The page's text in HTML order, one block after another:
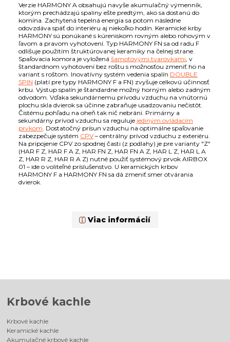
Verzie HARMONY A obsahujú navyše akumulačný výmenník,
ktorým prechádzajú spaliny ešte predtým, ako sa dostanú do
komína. Zachytená tepelná energia sa potom následne
odovzdáva späť do interiéru aj niekoľko hodín. Keramické krby
HARMONY sú ponúkané s kúreniskom rovným alebo rohovým v
ľavom a pravom vyhotovení. Typ HARMONY FN sa od radu F
odlišuje použitím štruktúrovanej keramiky na čelnej strane.
Spaľovacia komora je vyložená šamotovými tvarovkami , v
štandardnom vyhotovení bez roštu s možnosťou zmeniť ho na
variant s roštom. Inovatívny systém vedenia spalín DOUBLE
SPIN (platí pre typy HARMONY F a FN) zvyšuje celkovú účinnosť
krbu. Výstup spalín je štandardne možný horným alebo zadným
odvodom. Vďaka sekundárnemu prívodu vzduchu na vnútornú
plochu skla dvierok sa účinne zabraňuje usadzovaniu nečistôt.
Čistému pohľadu na oheň tak nič nebráni. Primárny a
sekundárny prívod vzduchu sa reguluje jediným ovládacím
prvkom . Dostatočný prísun vzduchu na optimálne spaľovanie
zabezpečuje systém CPV– centrálny prívod vzduchu z exteriéru.
Na pripojenie CPV zo spodnej časti (z podlahy) je pre varianty "Z"
(HAR F Z, HAR F A Z, HAR FN Z, HAR FN A Z, HAR L Z, HAR L A
Z, HAR R Z, HAR R A Z) nutné použiť systémový prvok AIRBOX
01 – ide o voliteľné príslušenstvo. U keramických krbov
HARMONY F a HARMONY FN sa dá zmeniť smer otvárania
dvierok.
Viac informácií
Krbové kachle
Krbové kachle
Keramické kachle
Akumulačné krbové kachle